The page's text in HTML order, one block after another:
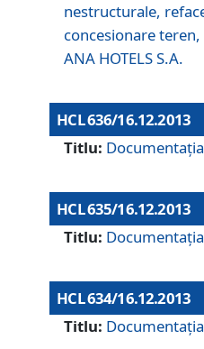
nestructurale,
concesionare
ANA HOTELS S.A.
HCL 636/16.12.2013
Titlu:
HCL 635/16.12.2013
Titlu:
HCL 634/16.12.2013
Titlu: